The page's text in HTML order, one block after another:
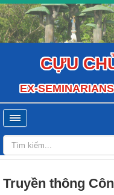
CỰU
EX-
Truyền thông